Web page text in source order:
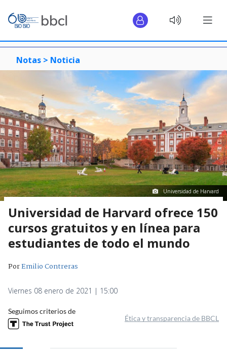
Notas > Noticia
Universidad de Harvard
Universidad de Harvard ofrece 150
cursos gratuitos y en línea para
estudiantes de todo el mundo
PorEmilio Contreras
Viernes 08 enero de 2021 | 15:00
Seguimos criterios de
Ética y transparencia de BBCL